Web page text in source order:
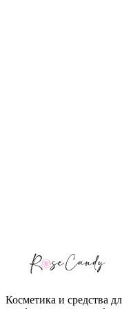
Косметика и средства